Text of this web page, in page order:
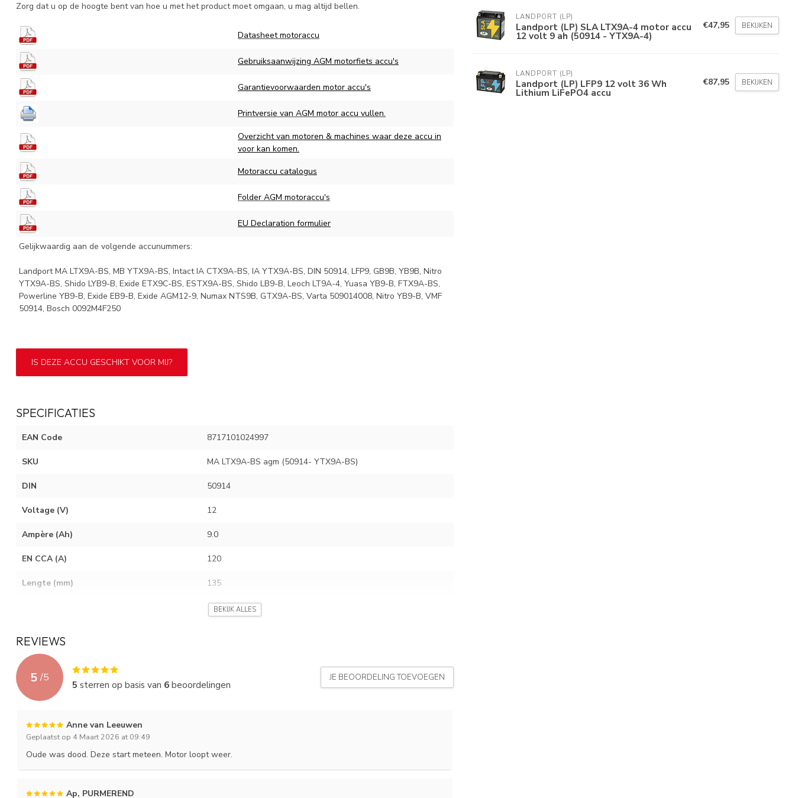
Zorg dat u op de hoogte bent van hoe u met het product moet omgaan, u mag altijd bellen.
Datasheet motoraccu
Gebruiksaanwijzing AGM motorfiets accu's
Garantievoorwaarden motor accu's
Printversie van AGM motor accu vullen.
Overzicht van motoren & machines waar deze accu in
voor kan komen.
Motoraccu catalogus
Folder AGM motoraccu's
EU Declaration formulier
Gelijkwaardig aan de volgende accunummers:
Landport MA LTX9A-BS, MB YTX9A-BS, Intact IA CTX9A-BS, IA YTX9A-BS, DIN 50914, LFP9, GB9B, YB9B, Nitro
YTX9A-BS, Shido LYB9-B, Exide ETX9C-BS, ESTX9A-BS, Shido LB9-B, Leoch LT9A-4, Yuasa YB9-B, FTX9A-BS,
Powerline YB9-B, Exide EB9-B, Exide AGM12-9, Numax NTS9B, GTX9A-BS, Varta 509014008, Nitro YB9-B, VMF
50914, Bosch 0092M4F250
IS DEZE ACCU GESCHIKT VOOR MIJ?
SPECIFICATIES
EAN Code 8717101024997
SKU MA LTX9A-BS agm (50914- YTX9A-BS)
DIN 50914
Voltage (V) 12
Ampère (Ah) 9.0
EN CCA (A) 120
Lengte (mm) 135
75
Gewicht (Kg)
Layout 1
Terminal
Holddown
BEKIJK ALLES
REVIEWS
5 /5
5 sterren op basis van 6beoordelingen
JE BEOORDELING TOEVOEGEN
Anne van Leeuwen
Geplaatst op 4 Maart 2026 at 09:49
Oude was dood. Deze start meteen. Motor loopt weer.
Ap, PURMEREND
LANDPORT (LP)
Landport (LP) SLA LTX9A-4 motor accu
12 volt 9 ah (50914 - YTX9A-4)
€47,95 BEKIJKEN
LANDPORT (LP)
Landport (LP) LFP9 12 volt 36 Wh
Lithium LiFePO4 accu
€87,95 BEKIJKEN